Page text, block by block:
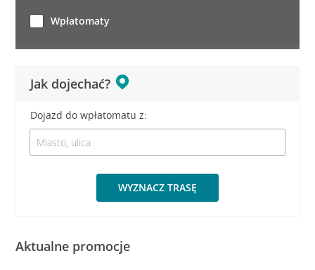
Jak dojechać?
Dojazd do wpłatomatu z:
WYZNACZ TRASĘ
Wpłatomaty
Aktualne promocje